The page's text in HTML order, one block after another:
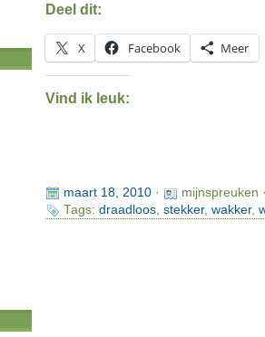
Deel dit:
X Facebook Meer
Vind ik leuk:
maart 18, 2010·
mijnspreuken
Tags: draadloos, stekker, wakker,